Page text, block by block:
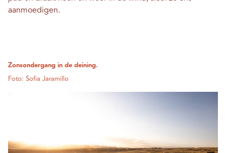
aanmoedigen.
Zonsondergang in de deining.
Foto: Sofia Jaramillo